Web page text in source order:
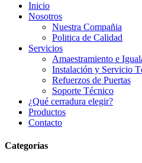
Inicio
Nosotros
Nuestra Compañia
Politica de Calidad
Servicios
Amaestramiento e
Instalación y Servicio
Refuerzos de Puertas
Soporte Técnico
¿Qué cerradura elegir?
Productos
Contacto
Categorías